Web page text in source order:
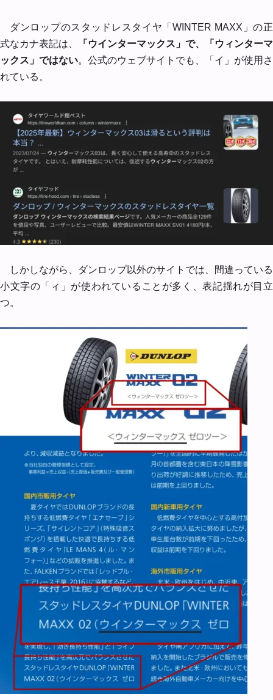
ダンロップのスタッドレスタイヤ「WINTER MAXX」の正
式なカナ表記は、
「ウインターマックス」で、「ウィンターマ
ックス」ではない。公式のウェブサイトでも、「イ」が使用さ
れている。
しかしながら、ダンロップ以外のサイトでは、間違っている
小文字の「ィ」が使われていることが多く、表記揺れが目立
つ。